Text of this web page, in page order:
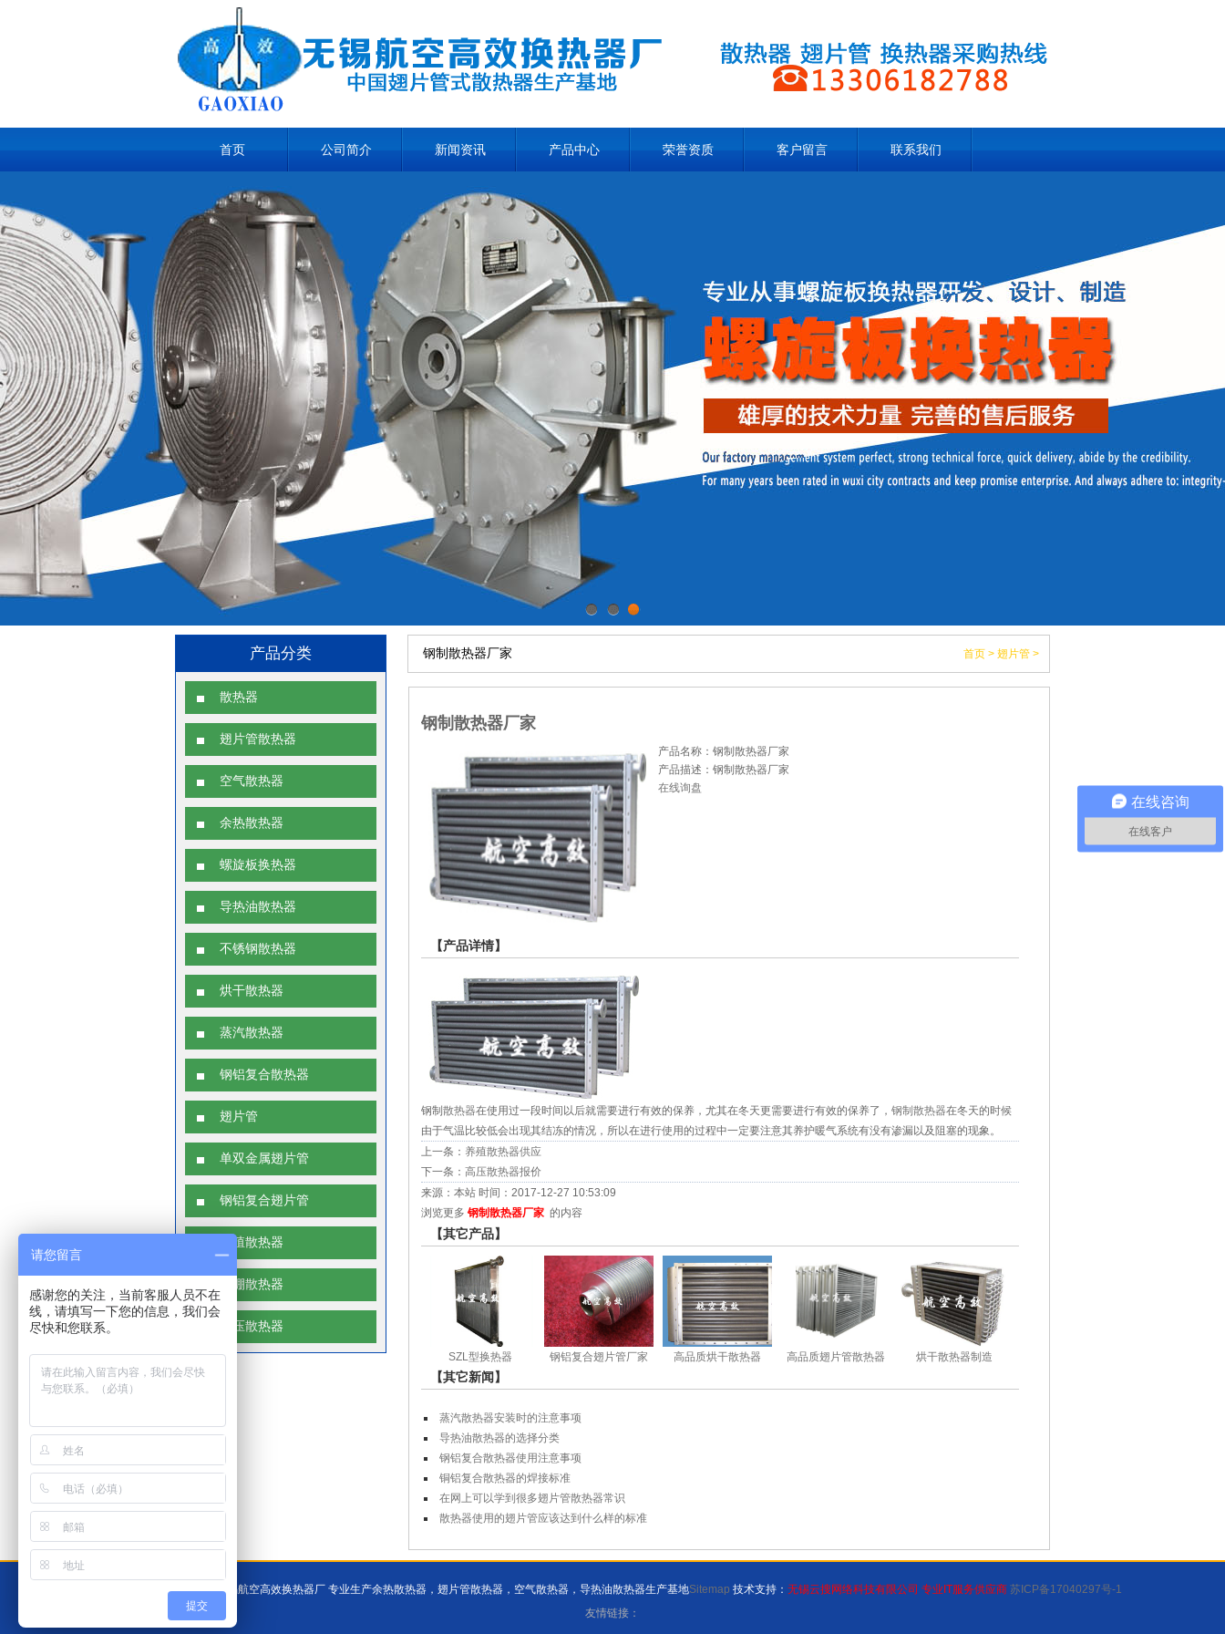
首页 公司简介 新闻资讯 产品中心 荣誉资质 客户留言 联系我们
产品分类
散热器
翅片管散热器
空气散热器
余热散热器
螺旋板换热器
导热油散热器
不锈钢散热器
烘干散热器
蒸汽散热器
钢铝复合散热器
翅片管
单双金属翅片管
钢铝复合翅片管
养殖散热器
大棚散热器
高压散热器
钢制散热器厂家 首页 > 翅片管 >
钢制散热器厂家
产品名称：钢制散热器厂家
产品描述：钢制散热器厂家
在线询盘
【产品详情】
钢制 散热器在使用过一段时间以后就需要进行有效的保养，尤其在冬天更需要进行有效的保养了， 钢制散热器在冬天的时候
由于气温比较低会出现其结冻的情况，所以在进行使用的过程中一定要注意其养护暖气系统有没有渗漏以及阻塞的现象。
上一条： 养殖散热器供应
下一条： 高压散热器报价
来源：本站 时间：2017-12-27 10:53:09
浏览更多 钢制散热器厂家的内容
【其它产品】
SZL型换热器 钢铝复合翅片管厂家 高品质烘干散热器 高品质翅片管散热器 烘干散热器制造
【其它新闻】
蒸汽散热器安装时的注意事项
导热油散热器的选择分类
钢铝复合散热器使用注意事项
铜铝复合散热器的焊接标准
在网上可以学到很多翅片管散热器常识
散热器使用的翅片管应该达到什么样的标准
© 2010-2013 版权所有无锡航空高效换热器厂 专业生产余热散热器，翅片管散热器，空气散热器，导热油散热器生产基地Sitemap 技术支持： 无锡云搜网络科技有限公司 专业IT服务供应商 苏ICP备17040297号-1
友情链接：
在线咨询
在线客户
请您留言
感谢您的关注，当前客服人员不在
线，请填写一下您的信息，我们会
尽快和您联系。
提交